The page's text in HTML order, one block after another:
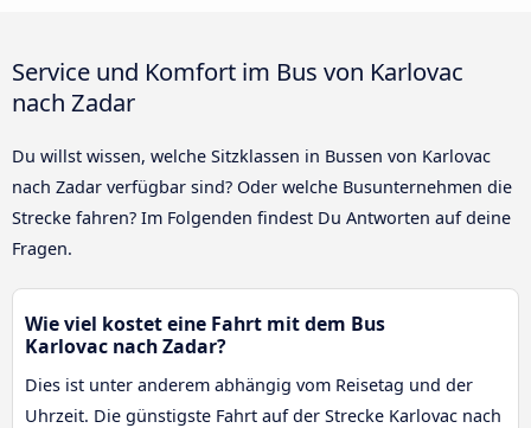
Service und Komfort im Bus von Karlovac
nach Zadar
Du willst wissen, welche Sitzklassen in Bussen von Karlovac
nach Zadar verfügbar sind? Oder welche Busunternehmen die
Strecke fahren? Im Folgenden findest Du Antworten auf deine
Fragen.
Wie viel kostet eine Fahrt mit dem Bus
Karlovac nach Zadar?
Dies ist unter anderem abhängig vom Reisetag und der
Uhrzeit. Die günstigste Fahrt auf der Strecke Karlovac nach